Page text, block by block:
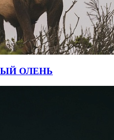
ОЛЕНЬ